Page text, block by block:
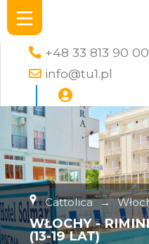
+48 33 813 90 00
info@tu1.pl
Cattolica →
WŁOCHY -
(13-19 LAT)